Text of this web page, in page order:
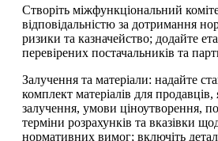
Створіть міжфункціональний
відповідальністю за дотримання
ризики та казначейство; додайте
перевірених постачальників та
Залучення та матеріали: надайте
комплект матеріалів для
залучення, умови ціноутворення,
терміни розрахунків та вказівки
нормативних вимог; включіть